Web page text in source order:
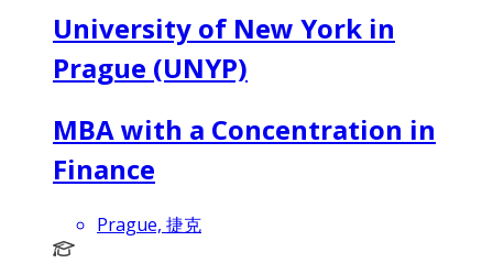
University of New York in
Prague (UNYP)
MBA with a Concentration in
Finance
Prague, 捷克